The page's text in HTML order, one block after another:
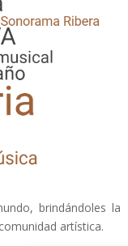
brindándoles la
artística.